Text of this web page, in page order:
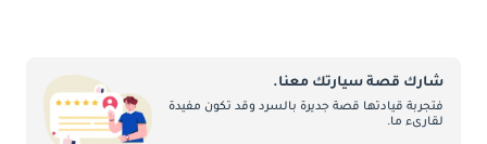
شارك قصة سيارتك معنا.
فتجربة قيادتها قصة جديرة بالسرد وقد تكون مفيدة
لقارىء ما.